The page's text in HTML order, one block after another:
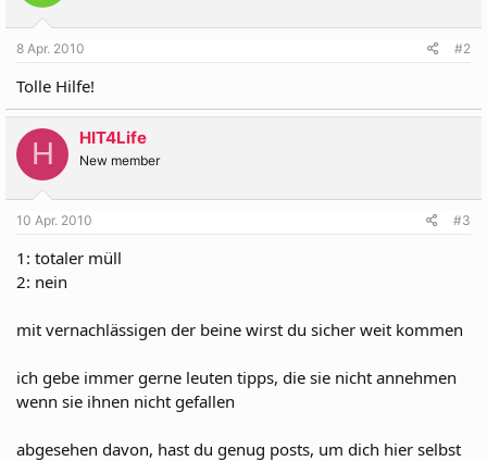
8 Apr. 2010 #2
Tolle Hilfe!
H HIT4Life
New member
10 Apr. 2010 #3
1: totaler müll
2: nein
mit vernachlässigen der beine wirst du sicher weit kommen
ich gebe immer gerne leuten tipps, die sie nicht annehmen
wenn sie ihnen nicht gefallen
abgesehen davon, hast du genug posts, um dich hier selbst